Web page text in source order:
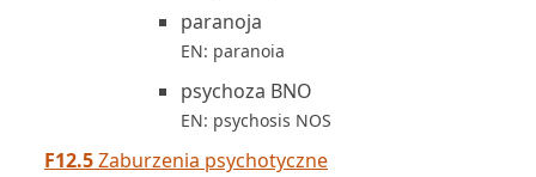
paranoja
EN: paranoia
psychoza BNO
EN: psychosis NOS
F12.5Zaburzenia psychotyczne